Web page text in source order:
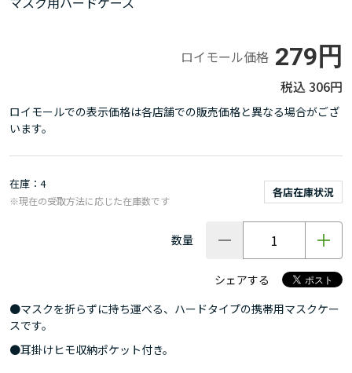
ロイモール価格 279円
306円
ロイモールでの表示価格は各店舗での販売価格と異なる場合がござ
います。
在庫 4
各店在庫状況
※現在の受取方法に応じた在庫数です
数量
シェアする
●マスクを折らずに持ち運べる、ハードタイプの携帯用マスクケー
スです。
●耳掛けヒモ収納ポケット付き。